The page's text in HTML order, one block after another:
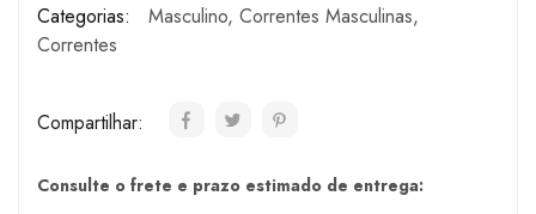
Categorias:
Masculino, Correntes Masculinas,
Correntes
Compartilhar:
Consulte o frete e prazo estimado de entrega: